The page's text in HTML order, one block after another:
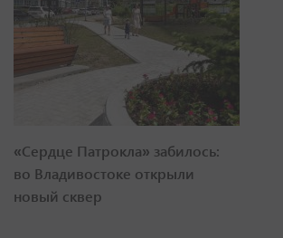
«Сердце Патрокла» забилось:
во Владивостоке открыли
новый сквер